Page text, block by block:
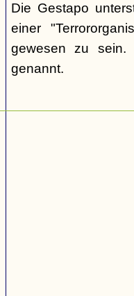
Die Gestapo
einer
gewesen zu sein.
genannt.